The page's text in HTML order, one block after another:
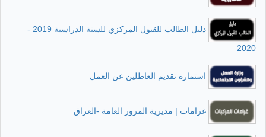
دليل الطالب للقبول المركزي للسنة الدراسية 2019 -
2020
استمارة تقديم العاطلين عن العمل
غرامات | مديرية المرور العامة -العراق